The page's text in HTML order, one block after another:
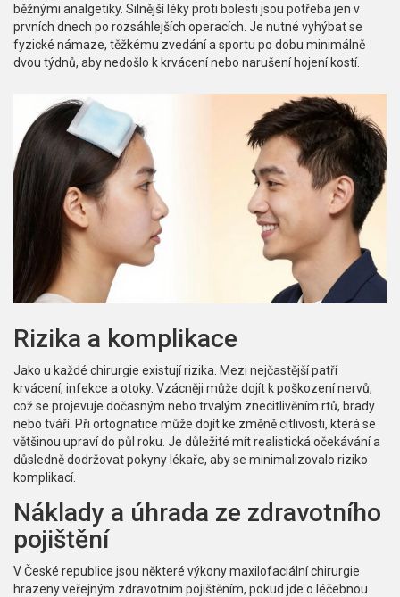
běžnými analgetiky. Silnější léky proti bolesti jsou potřeba jen v
prvních dnech po rozsáhlejších operacích. Je nutné vyhýbat se
fyzické námaze, těžkému zvedání a sportu po dobu minimálně
dvou týdnů, aby nedošlo k krvácení nebo narušení hojení kostí.
Rizika a komplikace
Jako u každé chirurgie existují rizika. Mezi nejčastější patří
krvácení, infekce a otoky. Vzácněji může dojít k poškození nervů,
což se projevuje dočasným nebo trvalým znecitlivěním rtů, brady
nebo tváří. Při ortognatice může dojít ke změně citlivosti, která se
většinou upraví do půl roku. Je důležité mít realistická očekávání a
důsledně dodržovat pokyny lékaře, aby se minimalizovalo riziko
komplikací.
Náklady a úhrada ze zdravotního
pojištění
V České republice jsou některé výkony maxilofaciální chirurgie
hrazeny veřejným zdravotním pojištěním, pokud jde o léčebnou